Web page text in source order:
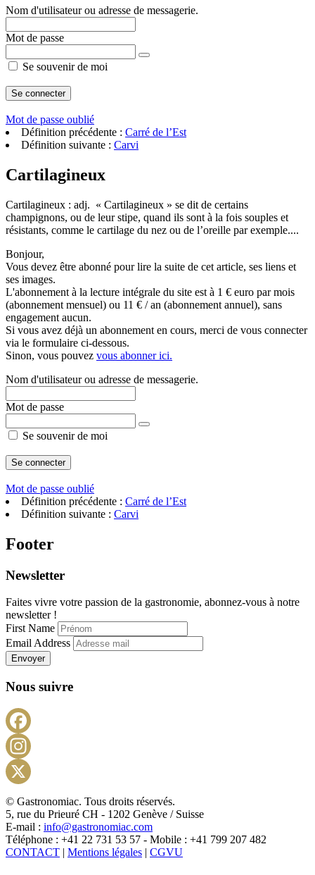
Nom d'utilisateur ou adresse de messagerie.
Mot de passe
Se souvenir de moi
Mot de passe oublié
Définition précédente : Carré de l’Est
Définition suivante : Carvi
Cartilagineux
Cartilagineux : adj. « Cartilagineux » se dit de certains
champignons, ou de leur stipe, quand ils sont à la fois souples et
résistants, comme le cartilage du nez ou de l’oreille par exemple....
Bonjour,
Vous devez être abonné pour lire la suite de cet article, ses liens et
ses images.
L'abonnement à la lecture intégrale du site est à 1 € euro par mois
(abonnement mensuel) ou 11 € / an (abonnement annuel), sans
engagement aucun.
Si vous avez déjà un abonnement en cours, merci de vous connecter
via le formulaire ci-dessous.
Sinon, vous pouvez vous abonner ici.
Nom d'utilisateur ou adresse de messagerie.
Mot de passe
Se souvenir de moi
Mot de passe oublié
Définition précédente : Carré de l’Est
Définition suivante : Carvi
Footer
Newsletter
Faites vivre votre passion de la gastronomie, abonnez-vous à notre
newsletter !
First Name
Email Address
Envoyer
Nous suivre
X
© Gastronomiac. Tous droits réservés.
5, rue du Prieuré CH - 1202 Genève / Suisse
E-mail : info@gastronomiac.com
Téléphone : +41 22 731 53 57 - Mobile : +41 799 207 482
CONTACT | Mentions légales | CGVU